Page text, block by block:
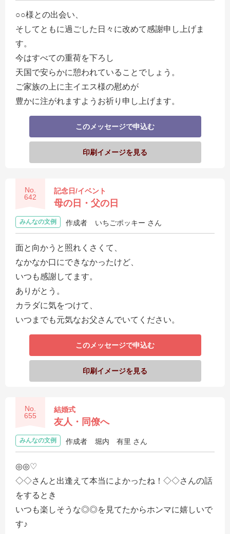
○○様との出会い、
そしてともに過ごした日々に改めて感謝申し上げま
す。
今はすべての重荷を下ろし
天国で安らかに憩われていることでしょう。
ご家族の上に主イエス様の慰めが
豊かに注がれますようお祈り申し上げます。
このメッセージで申込む
印刷イメージを見る
No.
642
記念日/イベント
母の日・父の日
みんなの文例 作成者 いちごポッキー さん
面と向かうと照れくさくて、
なかなか口にできなかったけど、
いつも感謝してます。
ありがとう。
カラダに気をつけて、
いつまでも元気なお父さんでいてください。
このメッセージで申込む
印刷イメージを見る
No.
655
結婚式
友人・同僚へ
みんなの文例 作成者 堀内 有里 さん
◎◎♡
◇◇さんと出逢えて本当によかったね！◇◇さんの話
をするとき
いつも楽しそうな◎◎を見てたからホンマに嬉しいで
す♪